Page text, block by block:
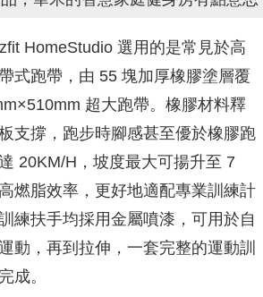
HomeStudio 選用的是常見於高
式跑帶，由 55 塊加厚橡膠塗層覆
超大跑帶。橡膠材料釋
支撐，跑步時腳感甚至優於橡膠跑
20KM/H，坡度最大可揚升至 7
燃脂效率，更好地適配專業訓練計
練扶手均採用金屬噴漆，可用於自
動，再到拉伸，一套完整的運動訓
成。